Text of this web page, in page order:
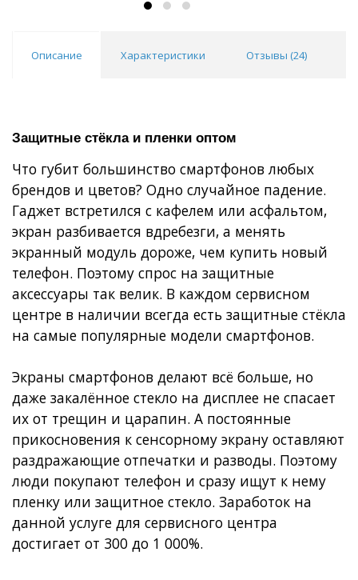
Описание Характеристики Отзывы (24)
Защитные стёкла и пленки оптом
Что губит большинство смартфонов любых
брендов и цветов? Одно случайное падение.
Гаджет встретился с кафелем или асфальтом,
экран разбивается вдребезги, а менять
экранный модуль дороже, чем купить новый
телефон. Поэтому спрос на защитные
аксессуары так велик. В каждом сервисном
центре в наличии всегда есть защитные стёкла
на самые популярные модели смартфонов.
Экраны смартфонов делают всё больше, но
даже закалённое стекло на дисплее не спасает
их от трещин и царапин. А постоянные
прикосновения к сенсорному экрану оставляют
раздражающие отпечатки и разводы. Поэтому
люди покупают телефон и сразу ищут к нему
пленку или защитное стекло. Заработок на
данной услуге для сервисного центра
достигает от 300 до 1 000%.